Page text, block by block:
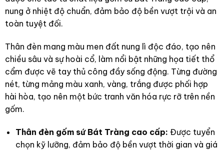
nung ở nhiệt độ chuẩn, đảm bảo độ bền vượt trội và an
toàn tuyệt đối.
Thân đèn mang màu men đất nung lì độc đáo, tạo nên
chiều sâu và sự hoài cổ, làm nổi bật những họa tiết thổ
cẩm được vẽ tay thủ công đầy sống động. Từng đường
nét, từng mảng màu xanh, vàng, trắng được phối hợp
hài hòa, tạo nên một bức tranh văn hóa rực rỡ trên nền
gốm.
Thân đèn gốm sứ Bát Tràng cao cấp: Được tuyển
chọn kỹ lưỡng, đảm bảo độ bền vượt thời gian và giá